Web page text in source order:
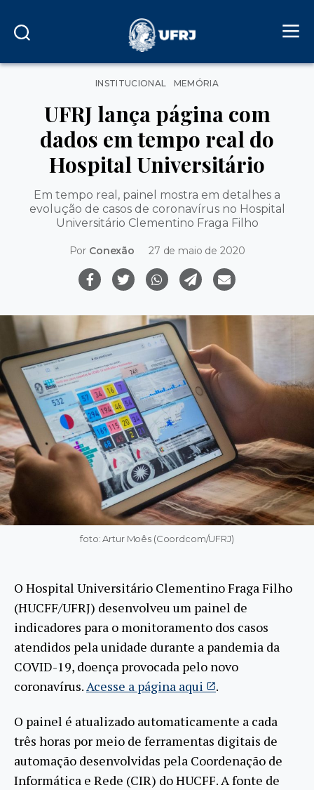
Categorias
INSTITUCIONAL MEMÓRIA
UFRJ lança página com
dados em tempo real do
Hospital Universitário
Em tempo real, painel mostra em detalhes a
evolução de casos de coronavírus no Hospital
Universitário Clementino Fraga Filho
Por Conexão 27 de maio de 2020
foto: Artur Moês (Coordcom/UFRJ)
O Hospital Universitário Clementino Fraga Filho
(HUCFF/UFRJ) desenvolveu um painel de
indicadores para o monitoramento dos casos
atendidos pela unidade durante a pandemia da
COVID-19, doença provocada pelo novo
coronavírus. Acesse a página aqui .
O painel é atualizado automaticamente a cada
três horas por meio de ferramentas digitais de
automação desenvolvidas pela Coordenação de
Informática e Rede (CIR) do HUCFF. A fonte de